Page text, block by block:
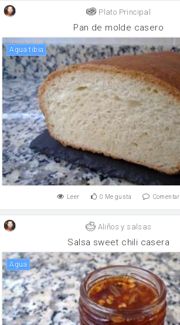
Plato Principal
Pan de molde casero
Agua tibia
Leer 0 Me gusta Comentar
Aliños y salsas
Salsa sweet chili casera
agua